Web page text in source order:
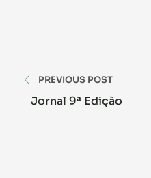
PREVIOUS POST
Jornal 9ª Edição